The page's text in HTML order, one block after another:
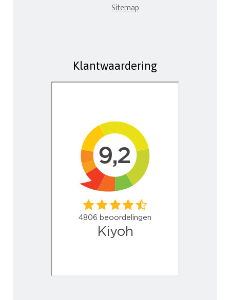
Sitemap
Klantwaardering